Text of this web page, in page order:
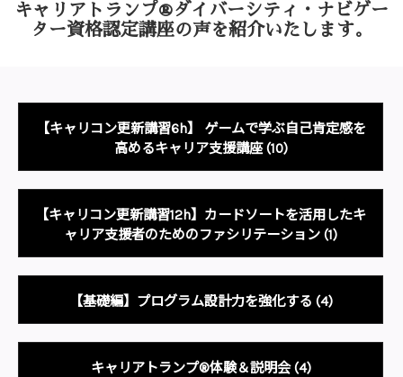
キャリアトランプ®ダイバーシティ・ナビゲー
ター資格認定講座の声を紹介いたします。
【キャリコン更新講習6h】 ゲームで学ぶ自己肯定感を
高めるキャリア支援講座(10)
【キャリコン更新講習12h】カードソートを活用したキ
ャリア支援者のためのファシリテーション (1)
【基礎編】プログラム設計力を強化する (4)
キャリアトランプ®体験＆説明会(4)